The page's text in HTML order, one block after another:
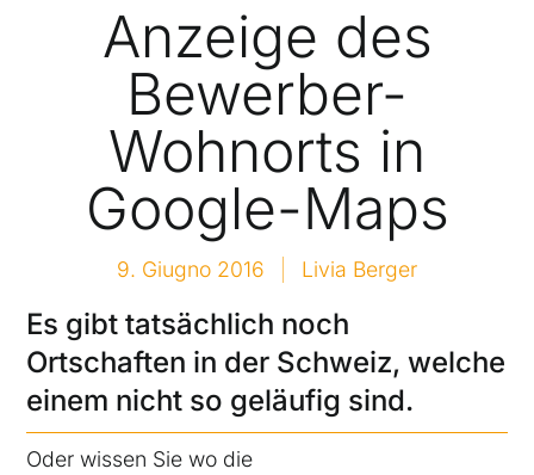
Anzeige des
Bewerber-
Wohnorts in
Google-Maps
9. Giugno 2016 Livia Berger
Es gibt tatsächlich noch
Ortschaften in der Schweiz, welche
einem nicht so geläufig sind.
Oder wissen Sie wo die